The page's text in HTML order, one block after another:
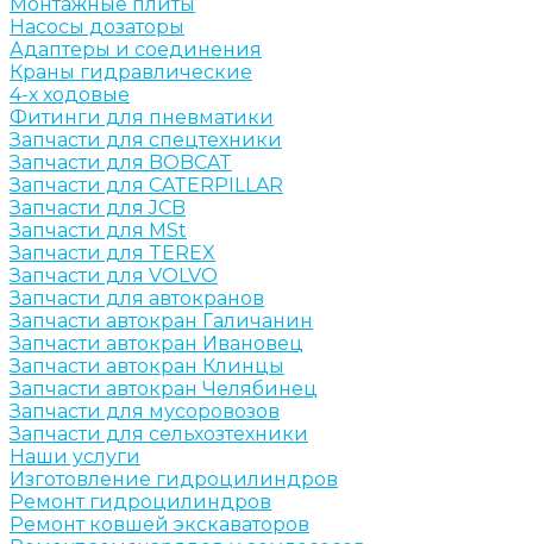
Насосы дозаторы
Адаптеры и соединения
Краны гидравлические
4-х ходовые
Фитинги для пневматики
Запчасти для спецтехники
Запчасти для BOBCAT
Запчасти для CATERPILLAR
Запчасти для JCB
Запчасти для MSt
Запчасти для TEREX
Запчасти для VOLVO
Запчасти для автокранов
Запчасти автокран Галичанин
Запчасти автокран Ивановец
Запчасти автокран Клинцы
Запчасти автокран Челябинец
Запчасти для мусоровозов
Запчасти для сельхозтехники
Наши услуги
Изготовление гидроцилиндров
Ремонт гидроцилиндров
Ремонт ковшей экскаваторов